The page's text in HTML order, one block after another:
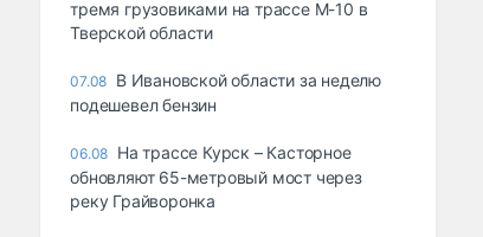
тремя грузовиками на трассе М-10 в
Тверской области
07.08 В Ивановской области за неделю
подешевел бензин
06.08 На трассе Курск – Касторное
обновляют 65-метровый мост через
реку Грайворонка